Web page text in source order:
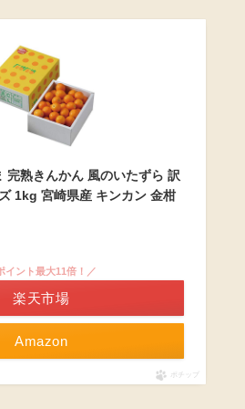
完熟きんかん 風のいたずら 訳
1kg 宮崎県産 キンカン 金柑
Amazon
イント最大11倍！／
楽天市場
ポチップ